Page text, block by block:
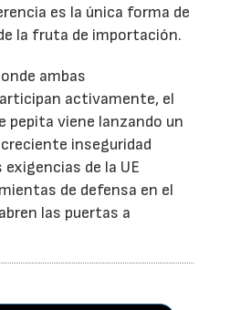
es la única forma de
la fruta de importación.
ambas
activamente, el
pepita viene lanzando un
inseguridad
de la UE
de defensa en el
las puertas a